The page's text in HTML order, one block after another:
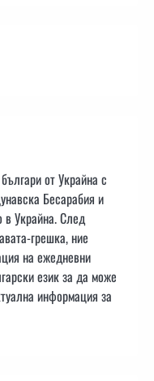
от Украйна с
Бесарабия и
в Украйна. След
грешка, ние
на ежедневни
език за да може
информация за